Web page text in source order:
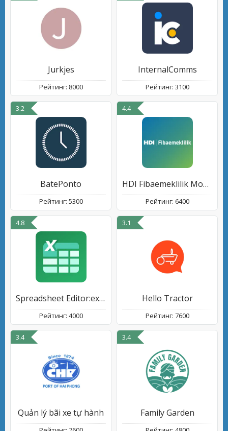
Jurkjes
Рейтинг: 8000
InternalComms
Рейтинг: 3100
3.2
BatePonto
Рейтинг: 5300
4.4
HDI Fibaemeklilik Mobil Şube
Рейтинг: 6400
4.8
Spreadsheet Editor:excel,xlsx
Рейтинг: 4000
3.1
Hello Tractor
Рейтинг: 7600
3.4
Quản lý bãi xe tự hành
3.4
Family Garden